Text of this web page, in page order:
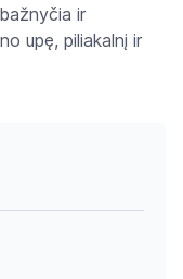
ir
upę, piliakalnį ir